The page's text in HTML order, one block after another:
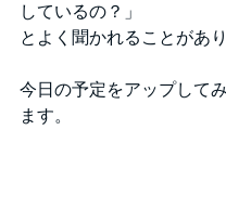
しているの？」
とよく聞かれることがあ
今日の予定をアップして
ます。